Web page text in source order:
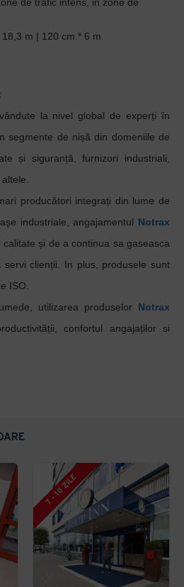
m | 120 cm * 6 m
la nivel global de experți în
segmente de nișă din domeniile de
și siguranță, furnizori industriali,
producători integrați din lume de
industriale, angajamentul Notrax
și de a continua sa gaseasca
clienții. In plus, produsele sunt
ISO.
utilizarea produselor Notrax
confortul angajaților si
7 - 10 ZILE